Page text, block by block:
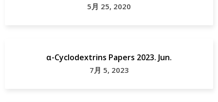
5月 25, 2020
α-Cyclodextrins Papers 2023. Jun.
7月 5, 2023